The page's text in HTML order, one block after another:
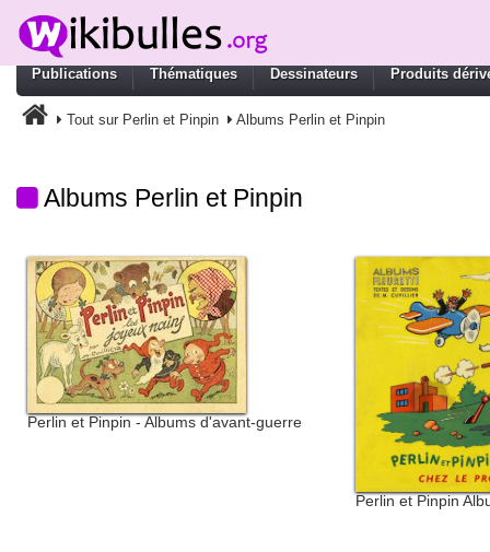
Publications Thématiques Dessinateurs Produits
Tout sur Perlin et Pinpin Albums Perlin et Pinpin
Albums Perlin et Pinpin
Perlin et Pinpin - Albums d'avant-guerre
Perlin et Pinpin